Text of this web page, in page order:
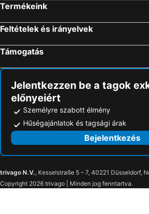
Termékeink
Feltételek és irányelvek
Támogatás
Jelentkezzen be a tagok
előnyeiért
Személyre szabott élmény
Hűségajánlatok és tagsági árak
Bejelentkezés
trivago N.V., Kesselstraße 5 – 7, 40221 Düsseldorf,
Copyright 2026 trivago | Minden jog fenntartva.